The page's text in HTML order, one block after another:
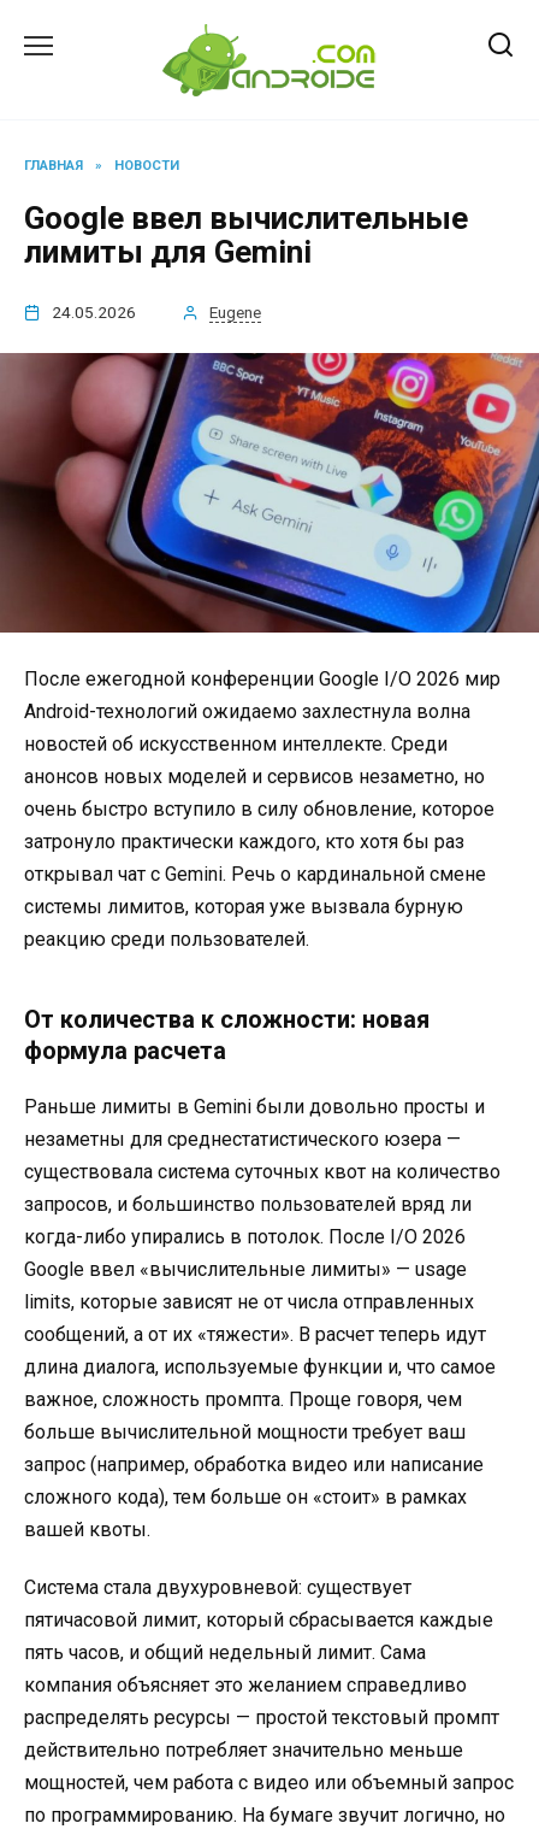
ГЛАВНАЯ » НОВОСТИ
Google ввел вычислительные
лимиты для Gemini
24.05.2026 Eugene
После ежегодной конференции Google I/O 2026 мир
Android-технологий ожидаемо захлестнула волна
новостей об искусственном интеллекте. Среди
анонсов новых моделей и сервисов незаметно, но
очень быстро вступило в силу обновление, которое
затронуло практически каждого, кто хотя бы раз
открывал чат с Gemini. Речь о кардинальной смене
системы лимитов, которая уже вызвала бурную
реакцию среди пользователей.
От количества к сложности: новая
формула расчета
Раньше лимиты в Gemini были довольно просты и
незаметны для среднестатистического юзера —
существовала система суточных квот на количество
запросов, и большинство пользователей вряд ли
когда-либо упирались в потолок. После I/O 2026
Google ввел «вычислительные лимиты» — usage
limits, которые зависят не от числа отправленных
сообщений, а от их «тяжести». В расчет теперь идут
длина диалога, используемые функции и, что самое
важное, сложность промпта. Проще говоря, чем
больше вычислительной мощности требует ваш
запрос (например, обработка видео или написание
сложного кода), тем больше он «стоит» в рамках
вашей квоты.
Система стала двухуровневой: существует
пятичасовой лимит, который сбрасывается каждые
пять часов, и общий недельный лимит. Сама
компания объясняет это желанием справедливо
распределять ресурсы — простой текстовый промпт
действительно потребляет значительно меньше
мощностей, чем работа с видео или объемный запрос
по программированию. На бумаге звучит логично, но